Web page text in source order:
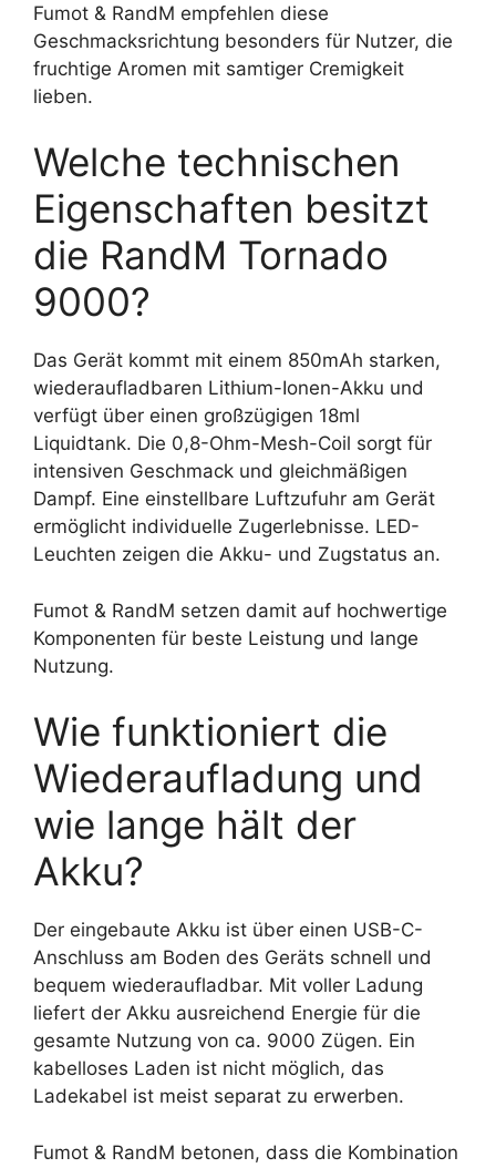
Fumot & RandM empfehlen diese
Geschmacksrichtung besonders für Nutzer, die
fruchtige Aromen mit samtiger Cremigkeit
lieben.
Welche technischen
Eigenschaften besitzt
die RandM Tornado
9000?
Das Gerät kommt mit einem 850mAh starken,
wiederaufladbaren Lithium-Ionen-Akku und
verfügt über einen großzügigen 18ml
Liquidtank. Die 0,8-Ohm-Mesh-Coil sorgt für
intensiven Geschmack und gleichmäßigen
Dampf. Eine einstellbare Luftzufuhr am Gerät
ermöglicht individuelle Zugerlebnisse. LED-
Leuchten zeigen die Akku- und Zugstatus an.
Fumot & RandM setzen damit auf hochwertige
Komponenten für beste Leistung und lange
Nutzung.
Wie funktioniert die
Wiederaufladung und
wie lange hält der
Akku?
Der eingebaute Akku ist über einen USB-C-
Anschluss am Boden des Geräts schnell und
bequem wiederaufladbar. Mit voller Ladung
liefert der Akku ausreichend Energie für die
gesamte Nutzung von ca. 9000 Zügen. Ein
kabelloses Laden ist nicht möglich, das
Ladekabel ist meist separat zu erwerben.
Fumot & RandM betonen, dass die Kombination